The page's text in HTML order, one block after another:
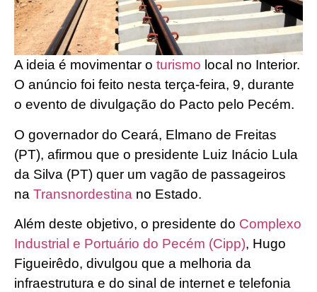
A ideia é movimentar o turismo local no Interior.
O anúncio foi feito nesta terça-feira, 9, durante
o evento de divulgação do Pacto pelo Pecém.
O governador do Ceará, Elmano de Freitas
(PT), afirmou que o presidente Luiz Inácio Lula
da Silva (PT) quer um vagão de passageiros
na Transnordestina no Estado.
Além deste objetivo, o presidente do Complexo
Industrial e Portuário do Pecém (Cipp), Hugo
Figueirêdo, divulgou que a melhoria da
infraestrutura e do sinal de internet e telefonia